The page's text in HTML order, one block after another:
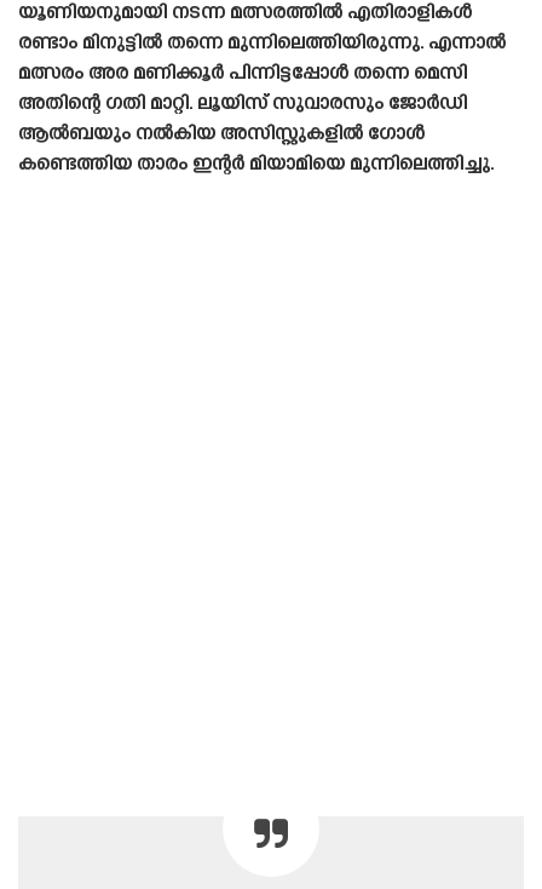
യൂണിയനുമായി നടന്ന മത്സരത്തിൽ എതിരാളികൾ
രണ്ടാം മിനുട്ടിൽ തന്നെ മുന്നിലെത്തിയിരുന്നു. എന്നാൽ
മത്സരം അര മണിക്കൂർ പിന്നിട്ടപ്പോൾ തന്നെ മെസി
അതിന്റെ ഗതി മാറ്റി. ലൂയിസ് സുവാരസും ജോർഡി
ആൽബയും നൽകിയ അസിസ്റ്റുകളിൽ ഗോൾ
കണ്ടെത്തിയ താരം ഇന്റർ മിയാമിയെ മുന്നിലെത്തിച്ചു.